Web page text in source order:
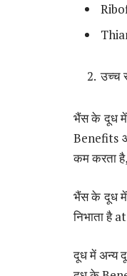
उच्च
भैंस के दूध में
Benefits
कम करता
भैंस के दूध में
निभाता है
दूध में अन्य